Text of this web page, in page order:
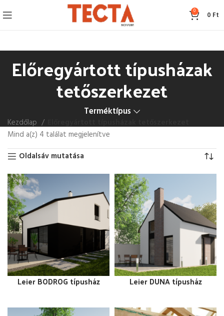
0 0 Ft
Előregyártott típusházak
tetőszerkezet
Terméktípus
Kezdőlap
Mind a(z) 4 találat megjelenítve
Oldalsáv mutatása
Leier BODROG típusház Leier DUNA típusház